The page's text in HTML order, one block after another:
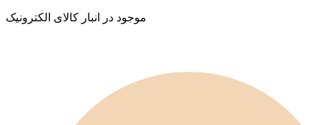
موجود در انبار کالای الکترونیک